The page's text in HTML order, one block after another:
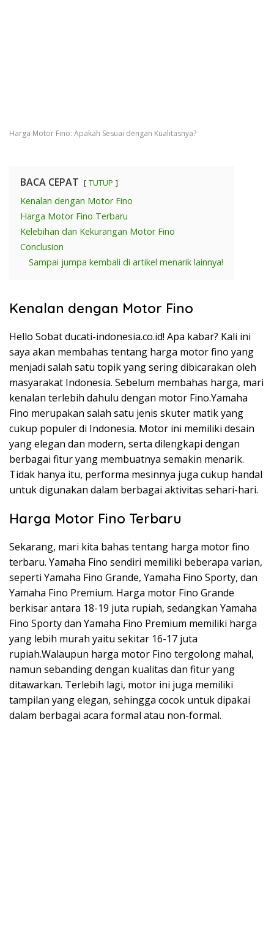
Harga Motor Fino: Apakah Sesuai dengan Kualitasnya?
BACA CEPAT TUTUP
Kenalan dengan Motor Fino
Harga Motor Fino Terbaru
Kelebihan dan Kekurangan Motor Fino
Conclusion
Sampai jumpa kembali di artikel menarik lainnya!
Kenalan dengan Motor Fino
Hello Sobat ducati-indonesia.co.id! Apa kabar? Kali ini
saya akan membahas tentang harga motor fino yang
menjadi salah satu topik yang sering dibicarakan oleh
masyarakat Indonesia. Sebelum membahas harga, mari
kenalan terlebih dahulu dengan motor Fino.Yamaha
Fino merupakan salah satu jenis skuter matik yang
cukup populer di Indonesia. Motor ini memiliki desain
yang elegan dan modern, serta dilengkapi dengan
berbagai fitur yang membuatnya semakin menarik.
Tidak hanya itu, performa mesinnya juga cukup handal
untuk digunakan dalam berbagai aktivitas sehari-hari.
Harga Motor Fino Terbaru
Sekarang, mari kita bahas tentang harga motor fino
terbaru. Yamaha Fino sendiri memiliki beberapa varian,
seperti Yamaha Fino Grande, Yamaha Fino Sporty, dan
Yamaha Fino Premium. Harga motor Fino Grande
berkisar antara 18-19 juta rupiah, sedangkan Yamaha
Fino Sporty dan Yamaha Fino Premium memiliki harga
yang lebih murah yaitu sekitar 16-17 juta
rupiah.Walaupun harga motor Fino tergolong mahal,
namun sebanding dengan kualitas dan fitur yang
ditawarkan. Terlebih lagi, motor ini juga memiliki
tampilan yang elegan, sehingga cocok untuk dipakai
dalam berbagai acara formal atau non-formal.